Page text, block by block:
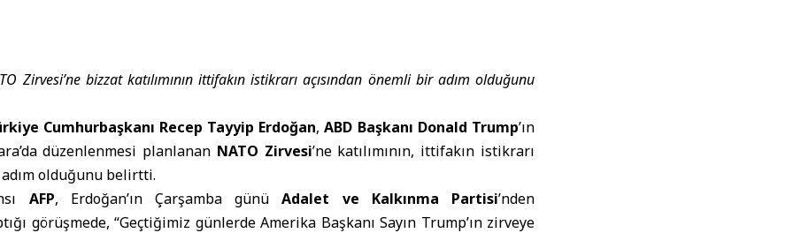
Zirvesi’ne bizzat katılımının ittifakın istikrarı açısından önemli bir adım olduğunu
Cumhurbaşkanı Recep Tayyip Erdoğan,ABD Başkanı Donald Trump’ın
düzenlenmesi planlanan NATO Zirvesi’ne katılımının, ittifakın istikrarı
olduğunu belirtti.
AFP, Erdoğan’ın Çarşamba günüAdalet ve Kalkınma Partisi’nden
görüşmede, “Geçtiğimiz günlerde Amerika Başkanı Sayın Trump’ın zirveye